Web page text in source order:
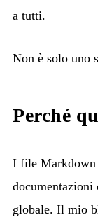
a tutti.
Non è solo uno
Perché
I file Markdown
documentazioni
globale. Il mio